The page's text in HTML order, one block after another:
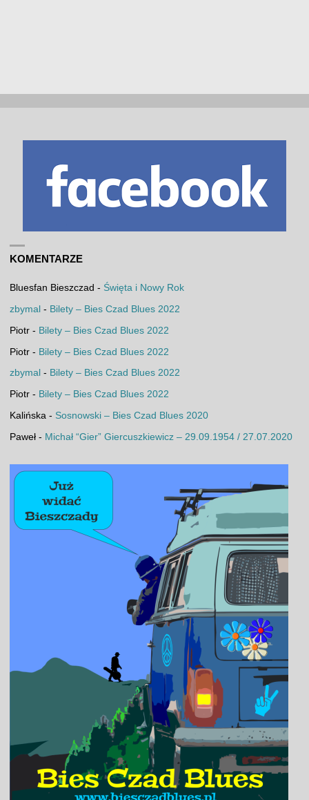
KOMENTARZE
Bluesfan Bieszczad - Święta i Nowy Rok
zbymal - Bilety – Bies Czad Blues 2022
Piotr- Bilety – Bies Czad Blues 2022
Piotr- Bilety – Bies Czad Blues 2022
zbymal - Bilety – Bies Czad Blues 2022
Piotr- Bilety – Bies Czad Blues 2022
Kalińska - Sosnowski – Bies Czad Blues 2020
Paweł- Michał “Gier” Giercuszkiewicz – 29.09.1954 / 27.07.2020